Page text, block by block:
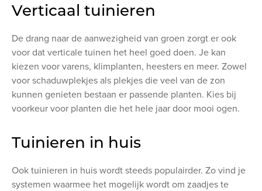
Verticaal tuinieren
De drang naar de aanwezigheid van groen zorgt er ook
voor dat verticale tuinen het heel goed doen. Je kan
kiezen voor varens, klimplanten, heesters en meer. Zowel
voor schaduwplekjes als plekjes die veel van de zon
kunnen genieten bestaan er passende planten. Kies bij
voorkeur voor planten die het hele jaar door mooi ogen.
Tuinieren in huis
Ook tuinieren in huis wordt steeds populairder. Zo vind je
systemen waarmee het mogelijk wordt om zaadjes te